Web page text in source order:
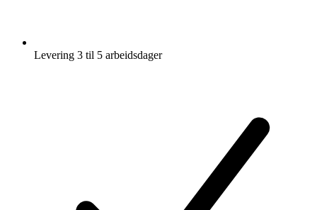
Levering 3 til 5 arbeidsdager